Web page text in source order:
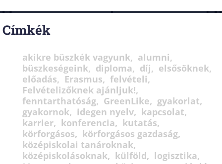
Címkék
akikre büszkék vagyunk
alumni
büszkeségeink
diploma díj
elsősöknek
előadás
Erasmus
felvételi
Felvételizőknek ajánljuk!
fenntarthatóság
GreenLike
gyakorlat
gyakornok
idegen nyelv
kapcsolat
karrier
konferencia
kutatás
körforgásos
körforgásos gazdaság
középiskolai tanároknak
középiskolásoknak
külföld
logisztika